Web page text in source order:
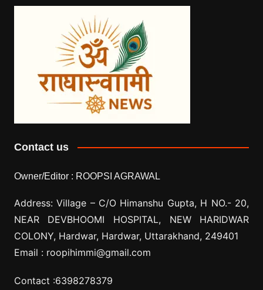
Contact us
Owner/Editor : ROOPSI AGRAWAL
Address: Village – C/O Himanshu Gupta, H NO.- 20,
NEAR DEVBHOOMI HOSPITAL, NEW HARIDWAR
COLONY, Hardwar, Hardwar, Uttarakhand, 249401
Email : roopihimmi@gmail.com
Contact :6398278379